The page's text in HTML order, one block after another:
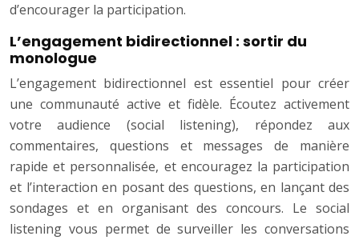
d’encourager la participation.
L’engagement bidirectionnel : sortir du
monologue
L’engagement bidirectionnel est essentiel pour créer
une communauté active et fidèle. Écoutez activement
votre audience (social listening), répondez aux
commentaires, questions et messages de manière
rapide et personnalisée, et encouragez la participation
et l’interaction en posant des questions, en lançant des
sondages et en organisant des concours. Le social
listening vous permet de surveiller les conversations